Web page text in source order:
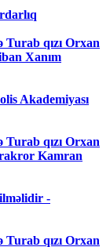
qızı Orxan
Xanım
Akademiyası
qızı Orxan
Kamran
-
qızı Orxan